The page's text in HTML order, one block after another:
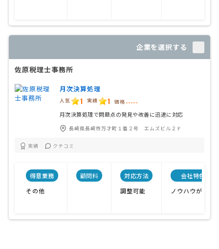
企業を選択する
佐原税理士事務所
月次決算処理
人気 1 実績 1 価格 -----
月次決算処理で問題点の発見や改善に迅速に対応
長崎県長崎市万才町１番２号 エムズビル２Ｆ
実績 クチコミ
得意業務
その他
顧問料
対応方法
調整可能
会社特色
ノウハウが充実